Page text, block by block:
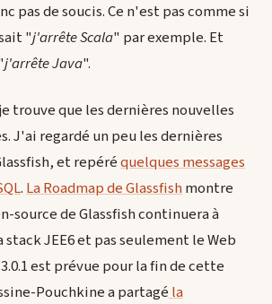
pas de soucis. Ce n'est pas comme si
"j'arrête Scala" par exemple. Et
j'arrête Java".
trouve que les dernières nouvelles
J'ai regardé un peu les dernières
et repéréquelques messages
. La Roadmap de Glassfishmontre
source de Glassfish continuera à
JEE6 et pas seulement le Web
est prévue pour la fin de cette
Pouchkine a partagé la